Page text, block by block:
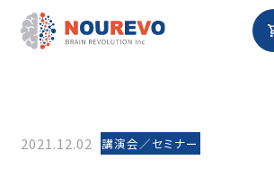
2021.12.02 講演会／セミナー